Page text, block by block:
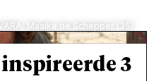
Maaike de Schepper (35)
3